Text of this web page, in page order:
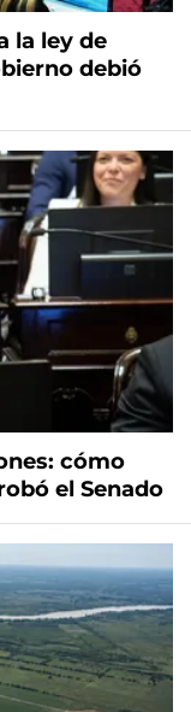
la ley de
debió
cómo
el Senado